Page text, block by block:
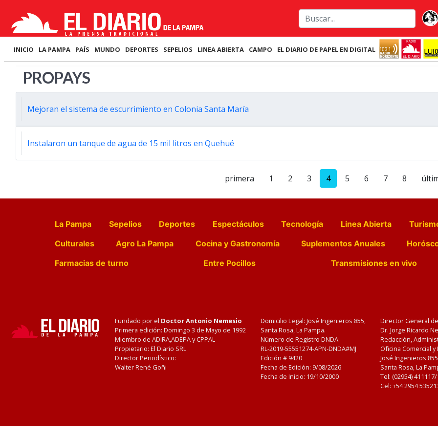
INICIO LA PAMPA PAÍS MUNDO DEPORTES SEPELIOS LINEA ABIERTA CAMPO EL DIARIO DE PAPEL EN DIGITAL
PROPAYS
Mejoran el sistema de escurrimiento en Colonia Santa María
Instalaron un tanque de agua de 15 mil litros en Quehué
primera 1 2 3 4 5 6 7 8
La Pampa Sepelios Deportes Espectáculos Tecnología Linea Abierta
Culturales
Agro La Pampa Cocina y Gastronomía Suplementos Anuales
Farmacias de turno
Entre Pocillos Transmisiones en vivo
Fundado por el Doctor Antonio Nemesio
Primera edición: Domingo 3 de Mayo de 1992
Miembro de ADIRA,ADEPA y CPPAL
Propietario: El Diario SRL
Director Periodístico:
Walter René Goñi
Domicilio Legal: José Ingenieros 855,
Santa Rosa, La Pampa.
Número de Registro DNDA:
RL-2019-55551274-APN-DNDA#MJ
Edición # 9420
Fecha de Edición: 9/08/2026
Fecha de Inicio: 19/10/2000
Director General
Dr. Jorge Ricardo
Redacción,
Oficina Comercial
José Ingenieros
Santa Rosa, La
Tel: (02954)
Cel: +54 2954